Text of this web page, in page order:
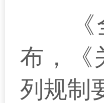
《全
布，《
列规制